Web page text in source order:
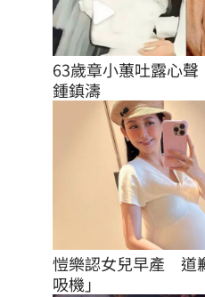
63歲章小蕙吐露心
鍾鎮濤
愷樂認女兒早產　道
吸機」